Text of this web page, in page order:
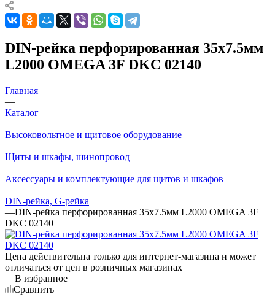
DIN-рейка перфорированная 35х7.5мм
L2000 OMEGA 3F DKC 02140
Главная
—
Каталог
—
Высоковольтное и щитовое оборудование
—
Щиты и шкафы, шинопровод
—
Аксессуары и комплектующие для щитов и шкафов
—
DIN-рейка, G-рейка
—DIN-рейка перфорированная 35х7.5мм L2000 OMEGA 3F
DKC 02140
Цена действительна только для интернет-магазина и может
отличаться от цен в розничных магазинах
В избранное
Сравнить